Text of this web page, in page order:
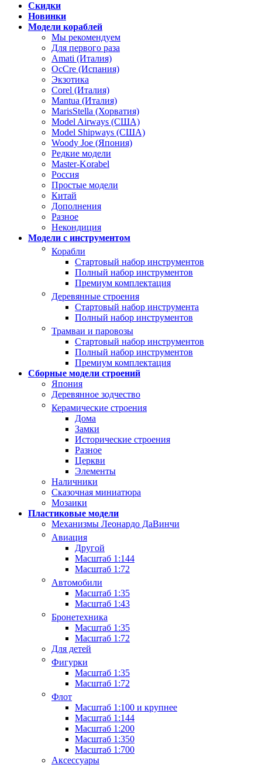
Скидки
Новинки
Модели кораблей
Мы рекомендуем
Для первого раза
Amati (Италия)
OcCre (Испания)
Экзотика
Corel (Италия)
Mantua (Италия)
MarisStella (Хорватия)
Model Airways (США)
Model Shipways (США)
Woody Joe (Япония)
Редкие модели
Master-Korabel
Россия
Простые модели
Китай
Дополнения
Разное
Некондиция
Модели с инструментом
Корабли
Стартовый набор инструментов
Полный набор инструментов
Премиум комплектация
Деревянные строения
Стартовый набор инструмента
Полный набор инструментов
Трамваи и паровозы
Стартовый набор инструментов
Полный набор инструментов
Премиум комплектация
Сборные модели строений
Япония
Деревянное зодчество
Керамические строения
Дома
Замки
Исторические строения
Разное
Церкви
Элементы
Наличники
Сказочная миниатюра
Мозаики
Пластиковые модели
Механизмы Леонардо ДаВинчи
Авиация
Другой
Масштаб 1:144
Масштаб 1:72
Автомобили
Масштаб 1:35
Масштаб 1:43
Бронетехника
Масштаб 1:35
Масштаб 1:72
Для детей
Фигурки
Масштаб 1:35
Масштаб 1:72
Флот
Масштаб 1:100 и крупнее
Масштаб 1:144
Масштаб 1:200
Масштаб 1:350
Масштаб 1:700
Аксессуары